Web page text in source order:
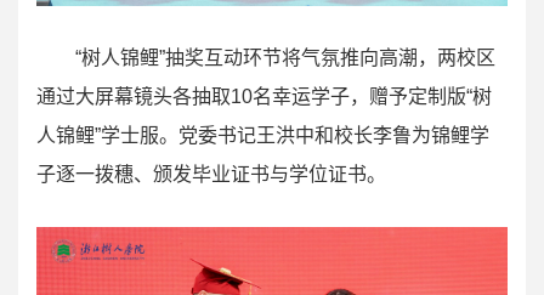
“树人锦鲤”抽奖互动环节将气氛推向高潮，两校区
通过大屏幕镜头各抽取10名幸运学子，赠予定制版“树
人锦鲤”学士服。党委书记王洪中和校长李鲁为锦鲤学
子逐一拨穗、颁发毕业证书与学位证书。